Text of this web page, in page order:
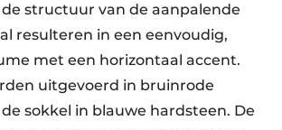
structuur van de aanpalende
resulteren in een eenvoudig,
met een horizontaal accent.
uitgevoerd in bruinrode
sokkel in blauwe hardsteen. De